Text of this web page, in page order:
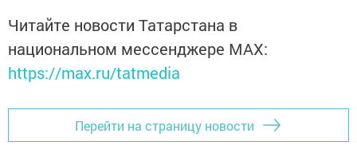
Читайте новости Татарстана в
национальном мессенджере MАХ:
https://max.ru/tatmedia
Перейти на страницу новости